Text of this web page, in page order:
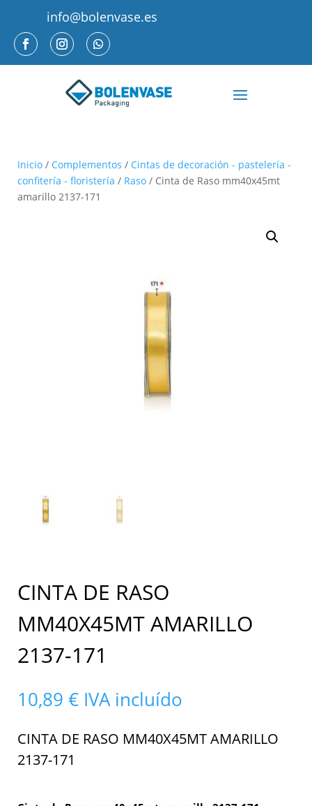
info@bolenvase.es
Inicio / Complementos / Cintas de decoración - pastelería -
confitería - floristería / Raso / Cinta de Raso mm40x45mt
amarillo 2137-171
CINTA DE RASO
MM40X45MT AMARILLO
2137-171
10,89 € IVA incluído
CINTA DE RASO MM40X45MT AMARILLO
2137-171